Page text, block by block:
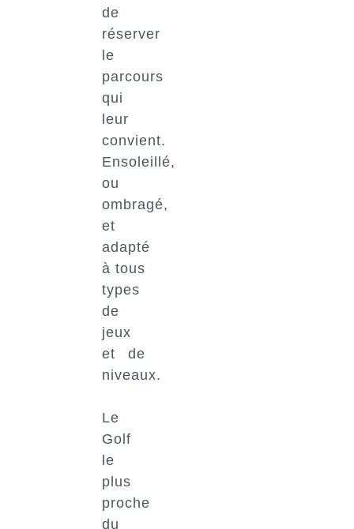
de
réserver
le
parcours
qui
leur
convient.
Ensoleillé,
ou
ombragé,
et
adapté
à tous
types
de
jeux
et de
niveaux.
Le
Golf
le
plus
proche
du